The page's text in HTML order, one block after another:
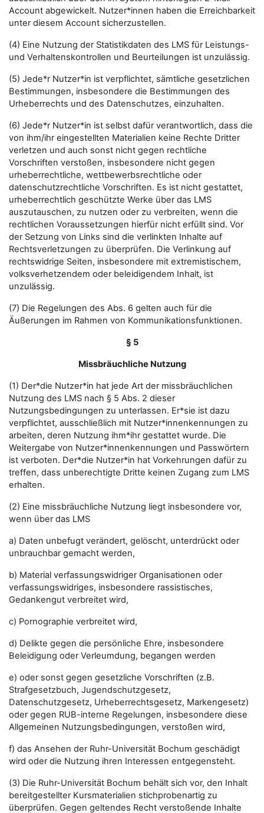
Account abgewickelt. Nutzer*innen haben die Erreichbarkeit
unter diesem Account sicherzustellen.
(4) Eine Nutzung der Statistikdaten des LMS für Leistungs-
und Verhaltenskontrollen und Beurteilungen ist unzulässig.
(5) Jede*r Nutzer*in ist verpflichtet, sämtliche gesetzlichen
Bestimmungen, insbesondere die Bestimmungen des
Urheberrechts und des Datenschutzes, einzuhalten.
(6) Jede*r Nutzer*in ist selbst dafür verantwortlich, dass die
von ihm/ihr eingestellten Materialien keine Rechte Dritter
verletzen und auch sonst nicht gegen rechtliche
Vorschriften verstoßen, insbesondere nicht gegen
urheberrechtliche, wettbewerbsrechtliche oder
datenschutzrechtliche Vorschriften. Es ist nicht gestattet,
urheberrechtlich geschützte Werke über das LMS
auszutauschen, zu nutzen oder zu verbreiten, wenn die
rechtlichen Voraussetzungen hierfür nicht erfüllt sind. Vor
der Setzung von Links sind die verlinkten Inhalte auf
Rechtsverletzungen zu überprüfen. Die Verlinkung auf
rechtswidrige Seiten, insbesondere mit extremistischem,
volksverhetzendem oder beleidigendem Inhalt, ist
unzulässig.
(7) Die Regelungen des Abs. 6 gelten auch für die
Äußerungen im Rahmen von Kommunikationsfunktionen.
§ 5
Missbräuchliche Nutzung
(1) Der*die Nutzer*in hat jede Art der missbräuchlichen
Nutzung des LMS nach § 5 Abs. 2 dieser
Nutzungsbedingungen zu unterlassen. Er*sie ist dazu
verpflichtet, ausschließlich mit Nutzer*innenkennungen zu
arbeiten, deren Nutzung ihm*ihr gestattet wurde. Die
Weitergabe von Nutzer*innenkennungen und Passwörtern
ist verboten. Der*die Nutzer*in hat Vorkehrungen dafür zu
treffen, dass unberechtigte Dritte keinen Zugang zum LMS
erhalten.
(2) Eine missbräuchliche Nutzung liegt insbesondere vor,
wenn über das LMS
a) Daten unbefugt verändert, gelöscht, unterdrückt oder
unbrauchbar gemacht werden,
b) Material verfassungswidriger Organisationen oder
verfassungswidriges, insbesondere rassistisches,
Gedankengut verbreitet wird,
c) Pornographie verbreitet wird,
d) Delikte gegen die persönliche Ehre, insbesondere
Beleidigung oder Verleumdung, begangen werden
e) oder sonst gegen gesetzliche Vorschriften (z.B.
Strafgesetzbuch, Jugendschutzgesetz,
Datenschutzgesetz, Urheberrechtsgesetz, Markengesetz)
oder gegen RUB-interne Regelungen, insbesondere diese
Allgemeinen Nutzungsbedingungen, verstoßen wird,
f) das Ansehen der Ruhr-Universität Bochum geschädigt
wird oder die Nutzung ihren Interessen entgegensteht.
(3) Die Ruhr-Universität Bochum behält sich vor, den Inhalt
bereitgestellter Kursmaterialien stichprobenartig zu
überprüfen. Gegen geltendes Recht verstoßende Inhalte